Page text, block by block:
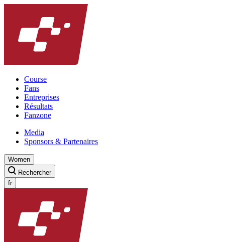
Course
Fans
Entreprises
Résultats
Fanzone
Media
Sponsors & Partenaires
Women
Rechercher
fr